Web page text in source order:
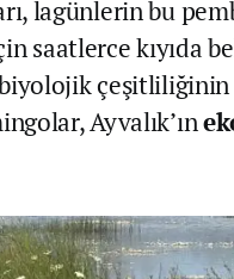
lagünlerin bu
saatlerce kıyıda
biyolojik
Ayvalık’ın